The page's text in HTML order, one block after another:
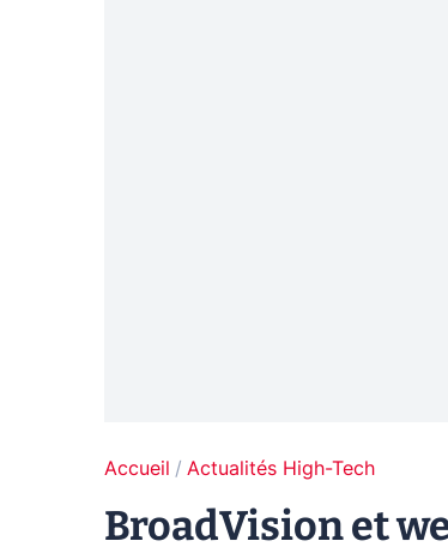
Accueil Actualités High-Tech
BroadVision et